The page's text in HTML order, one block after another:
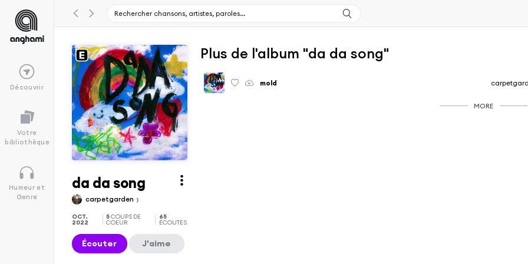
Découvrir
Votre
bibliothèque
Humeur et
Genre
da da song
carpetgarden
OCT.
2022
5COUPS DE
COEUR
65
ÉCOUTES
Écouter J'aime
Plus de l'album "da da song"
mold
MORE